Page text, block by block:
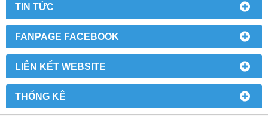
TIN TỨC
FANPAGE FACEBOOK
LIÊN KẾT WEBSITE
THỐNG KÊ